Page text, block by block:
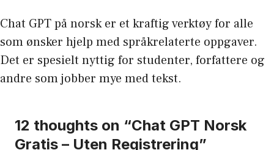
Chat GPT på norsk er et kraftig verktøy for alle
som ønsker hjelp med språkrelaterte oppgaver.
Det er spesielt nyttig for studenter, forfattere og
andre som jobber mye med tekst.
12 thoughts on “Chat GPT Norsk
Gratis – Uten Registrering”